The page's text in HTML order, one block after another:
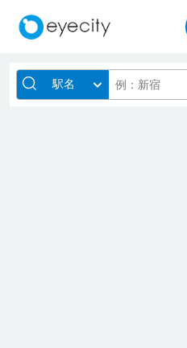
駅名